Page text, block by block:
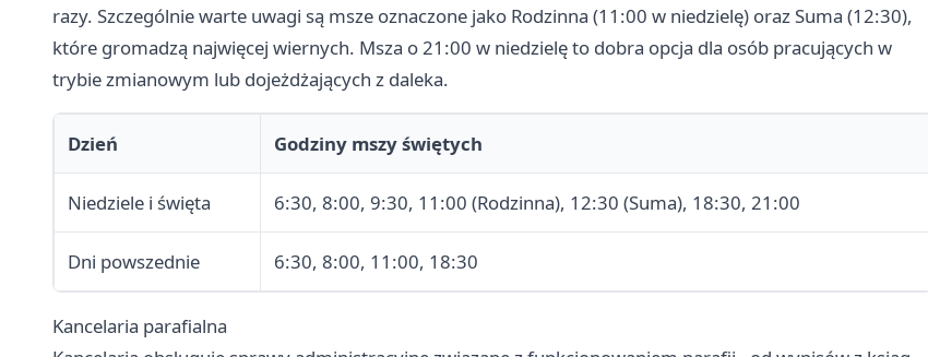
razy. Szczególnie warte uwagi są msze oznaczone jako Rodzinna (11:00 w niedzielę) oraz Suma (12:30),
które gromadzą najwięcej wiernych. Msza o 21:00 w niedzielę to dobra opcja dla osób pracujących w
trybie zmianowym lub dojeżdżających z daleka.
Dzień Godziny mszy świętych
Niedziele i święta 6:30, 8:00, 9:30, 11:00 (Rodzinna), 12:30 (Suma), 18:30, 21:00
Dni powszednie 6:30, 8:00, 11:00, 18:30
Kancelaria parafialna